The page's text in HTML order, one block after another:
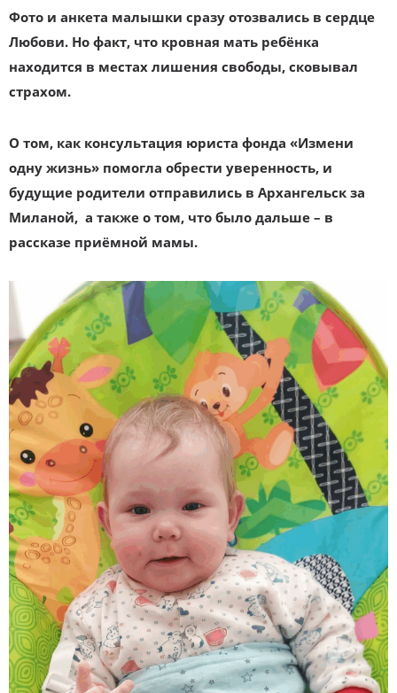
Фото и анкета малышки сразу отозвались в сердце
Любови. Но факт, что кровная мать ребёнка
находится в местах лишения свободы, сковывал
страхом.
О том, как консультация юриста фонда «Измени
одну жизнь» помогла обрести уверенность, и
будущие родители отправились в Архангельск за
Миланой, а также о том, что было дальше – в
рассказе приёмной мамы.